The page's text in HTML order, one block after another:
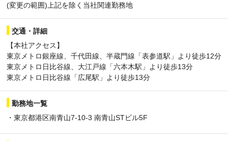
(変更の範囲)上記を除く当社関連勤務地
交通・詳細
【本社アクセス】
東京メトロ銀座線、千代田線、半蔵門線「表参道駅」より徒歩12分
東京メトロ日比谷線、大江戸線「六本木駅」より徒歩13分
東京メトロ日比谷線「広尾駅」より徒歩13分
勤務地一覧
・東京都港区南青山7-10-3 南青山STビル5F